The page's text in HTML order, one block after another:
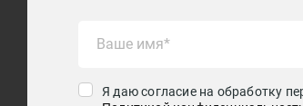
Я даю согласие на обработку